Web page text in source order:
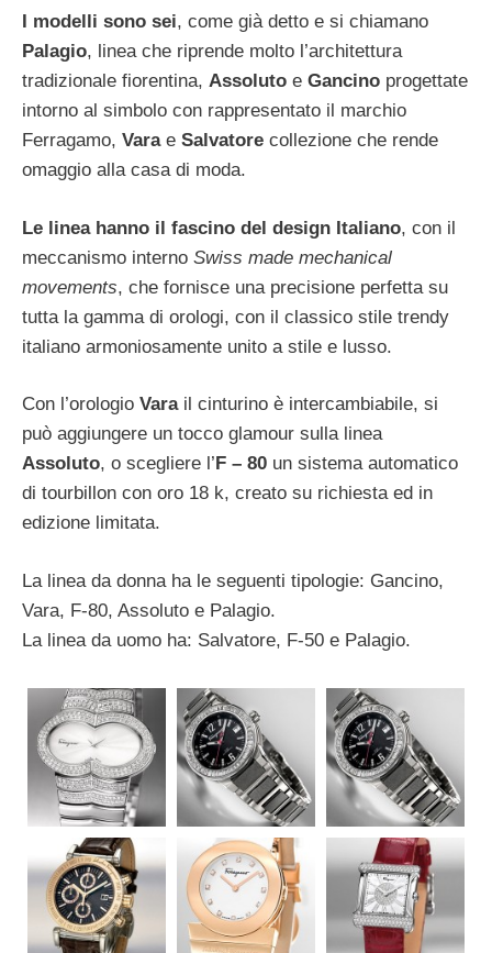
I modelli sono sei, come già detto e si chiamano
Palagio, linea che riprende molto l’architettura
tradizionale fiorentina, Assoluto e Gancino progettate
intorno al simbolo con rappresentato il marchio
Ferragamo, Varae Salvatore collezione che rende
omaggio alla casa di moda.
Le linea hanno il fascino del design Italiano, con il
meccanismo interno Swiss made mechanical
movements, che fornisce una precisione perfetta su
tutta la gamma di orologi, con il classico stile trendy
italiano armoniosamente unito a stile e lusso.
Con l’orologio Varail cinturino è intercambiabile, si
può aggiungere un tocco glamour sulla linea
Assoluto, o scegliere l’ F – 80 un sistema automatico
di tourbillon con oro 18 k, creato su richiesta ed in
edizione limitata.
La linea da donna ha le seguenti tipologie: Gancino,
Vara, F-80, Assoluto e Palagio.
La linea da uomo ha: Salvatore, F-50 e Palagio.